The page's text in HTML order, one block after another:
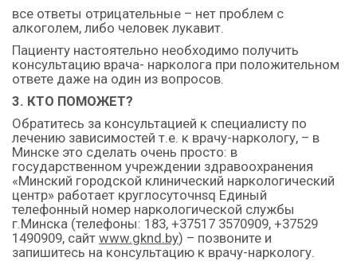
все ответы отрицательные – нет проблем с
алкоголем, либо человек лукавит.
Пациенту настоятельно необходимо получить
консультацию врача- нарколога при положительном
ответе даже на один из вопросов.
3. КТО ПОМОЖЕТ?
Обратитесь за консультацией к специалисту по
лечению зависимостей т.е. к врачу-наркологу, – в
Минске это сделать очень просто: в
государственном учреждении здравоохранения
«Минский городской клинический наркологический
центр» работает круглосуточнsq Единый
телефонный номер наркологической службы
г.Минска (телефоны: 183, +37517 3570909, +37529
1490909, сайт www.gknd.by) – позвоните и
запишитесь на консультацию к врачу-наркологу.